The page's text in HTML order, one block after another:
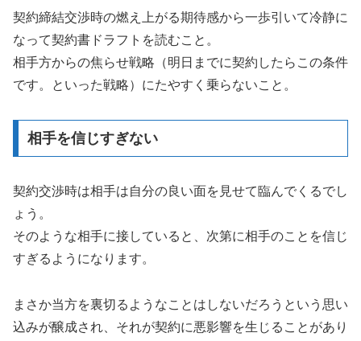
契約締結交渉時の燃え上がる期待感から一歩引いて冷静に
なって契約書ドラフトを読むこと。
相手方からの焦らせ戦略（明日までに契約したらこの条件
です。といった戦略）にたやすく乗らないこと。
相手を信じすぎない
契約交渉時は相手は自分の良い面を見せて臨んでくるでし
ょう。
そのような相手に接していると、次第に相手のことを信じ
すぎるようになります。
まさか当方を裏切るようなことはしないだろうという思い
込みが醸成され、それが契約に悪影響を生じることがあり